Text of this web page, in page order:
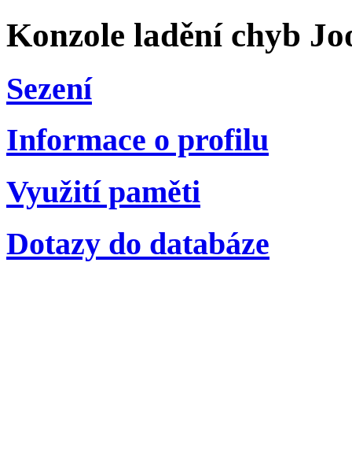
Konzole ladění chyb
Sezení
Informace o profilu
Využití paměti
Dotazy do databáze